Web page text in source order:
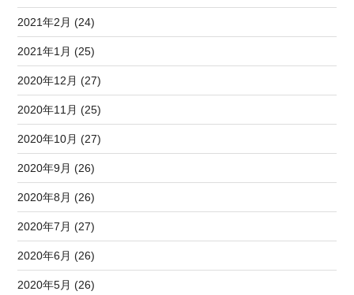
2021年2月 (24)
2021年1月 (25)
2020年12月 (27)
2020年11月 (25)
2020年10月 (27)
2020年9月 (26)
2020年8月 (26)
2020年7月 (27)
2020年6月 (26)
2020年5月 (26)